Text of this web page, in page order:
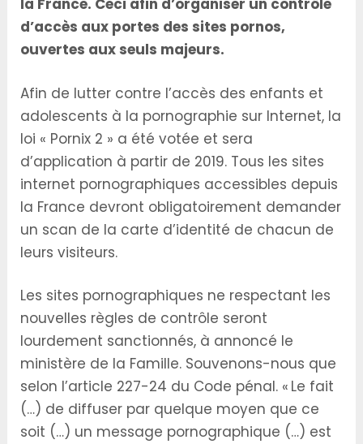
la France. Ceci afin d’organiser un contrôle
d’accès aux portes des sites pornos,
ouvertes aux seuls majeurs.
Afin de lutter contre l’accès des enfants et
adolescents à la pornographie sur Internet, la
loi « Pornix 2 » a été votée et sera
d’application à partir de 2019. Tous les sites
internet pornographiques accessibles depuis
la France devront obligatoirement demander
un scan de la carte d’identité de chacun de
leurs visiteurs.
Les sites pornographiques ne respectant les
nouvelles règles de contrôle seront
lourdement sanctionnés, à annoncé le
ministère de la Famille. Souvenons-nous que
selon l’article 227-24 du Code pénal. « Le fait
(…) de diffuser par quelque moyen que ce
soit (…) un message pornographique (…) est